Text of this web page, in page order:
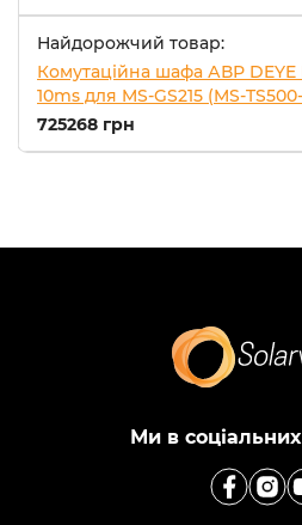
Найдорожчий товар:
Комутаційна шафа АВР DEYE
10ms для MS-GS215 (MS-
725268 грн
Ми в